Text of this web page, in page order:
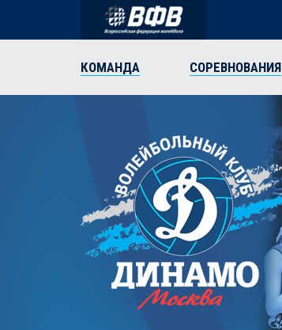
КОМАНДА СОРЕВНОВАНИЯ